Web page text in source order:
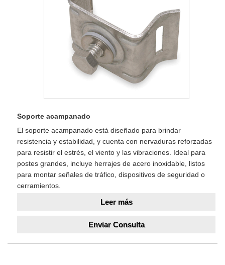
Soporte acampanado
El soporte acampanado está diseñado para brindar
resistencia y estabilidad, y cuenta con nervaduras reforzadas
para resistir el estrés, el viento y las vibraciones. Ideal para
postes grandes, incluye herrajes de acero inoxidable, listos
para montar señales de tráfico, dispositivos de seguridad o
cerramientos.
Leer más
Enviar Consulta